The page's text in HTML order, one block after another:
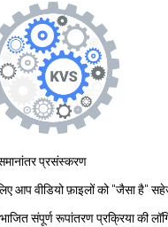
प्रसंस्करण
आप वीडियो फ़ाइलों को "जैसा है"
संपूर्ण रूपांतरण प्रक्रिया की